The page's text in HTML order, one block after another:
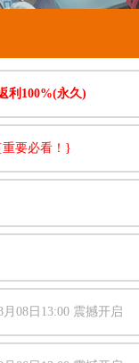
利100%(永久)
重要必看！}
08日13:00 震撼开启